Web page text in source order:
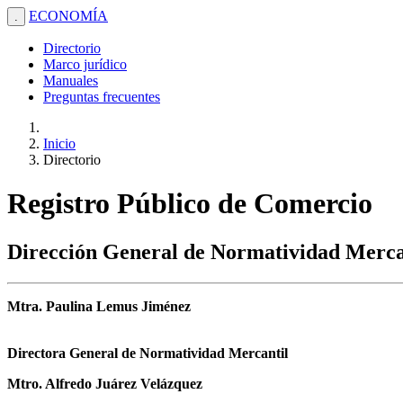
. ECONOMÍA
Directorio
Marco jurídico
Manuales
Preguntas frecuentes
Inicio
Directorio
Registro Público de Comercio
Dirección General de Normatividad
Mtra. Paulina Lemus Jiménez
Directora General de Normatividad Mercantil
Mtro. Alfredo Juárez Velázquez